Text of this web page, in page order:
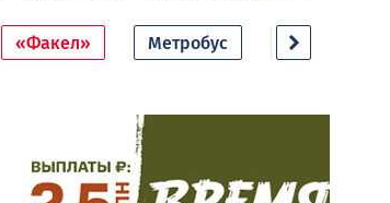
«Факел» Метробус Дачный